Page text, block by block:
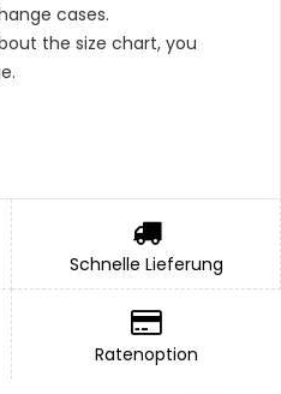
cases.
the size chart, you
1 x Ribbon And 1 x
Schnelle Lieferung
Ratenoption